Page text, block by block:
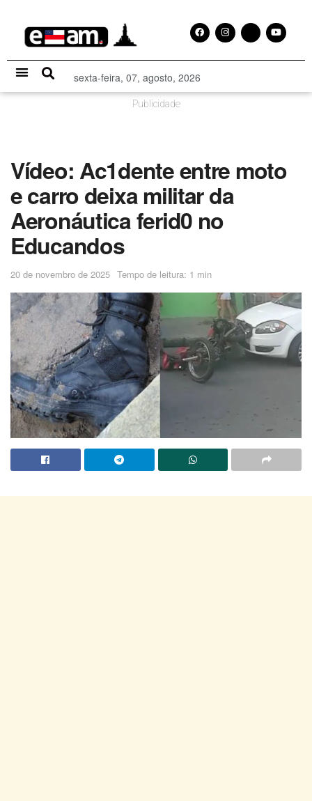
sexta-feira, 07, agosto, 2026
Publicidade
Vídeo: Ac1dente entre moto
e carro deixa militar da
Aeronáutica ferid0 no
Educandos
20 de novembro de 2025 Tempo de leitura: 1 min